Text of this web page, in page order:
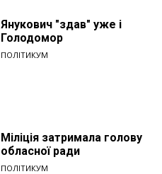
Янукович "здав" уже і
Голодомор
ПОЛІТИКУМ
Міліція затримала голову
обласної ради
ПОЛІТИКУМ